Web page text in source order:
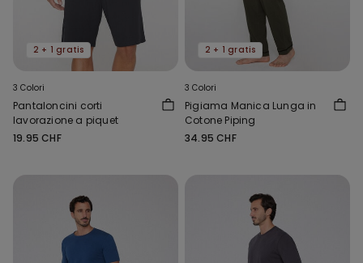
2 + 1 gratis
3 Colori
Pantaloncini corti
lavorazione a piquet
19.95 CHF
2 + 1 gratis
3 Colori
Pigiama Manica Lunga in
Cotone Piping
34.95 CHF